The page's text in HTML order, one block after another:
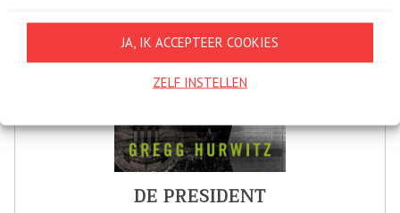
JA, IK ACCEPTEER COOKIES
ZELF INSTELLEN
DE PRESIDENT